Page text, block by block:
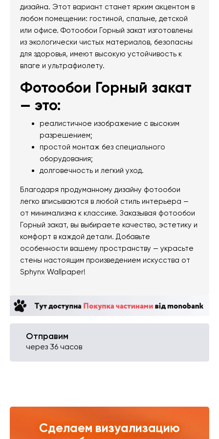
дизайна. Этот вариант станет ярким акцентом в
любом помещении: гостиной, спальне, детской
или офисе. Фотообои Горный закат изготовлены
из экологически чистых материалов, безопасны
для здоровья, имеют высокую устойчивость к
влаге и ультрафиолету.
Фотообои Горный закат
— это:
реалистичное изображение с высоким
разрешением;
простой монтаж без специального
оборудования;
долговечность и легкий уход.
Благодаря продуманному дизайну фотообои
легко вписываются в любой стиль интерьера —
от минимализма к классике. Заказывая фотообои
Горный закат, вы выбираете качество, эстетику и
комфорт в каждой детали. Добавьте
особенности вашему пространству — украсьте
стены настоящим произведением искусства от
Sphynx Wallpaper!
Отправим
через 36 часов
Сделаем визуализацию